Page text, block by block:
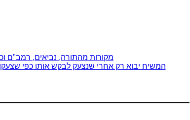
מקורות מהתורה, נביאים, רמב"ם
המשיח יבוא רק אחרי שנצעק לבקש אותו כפי